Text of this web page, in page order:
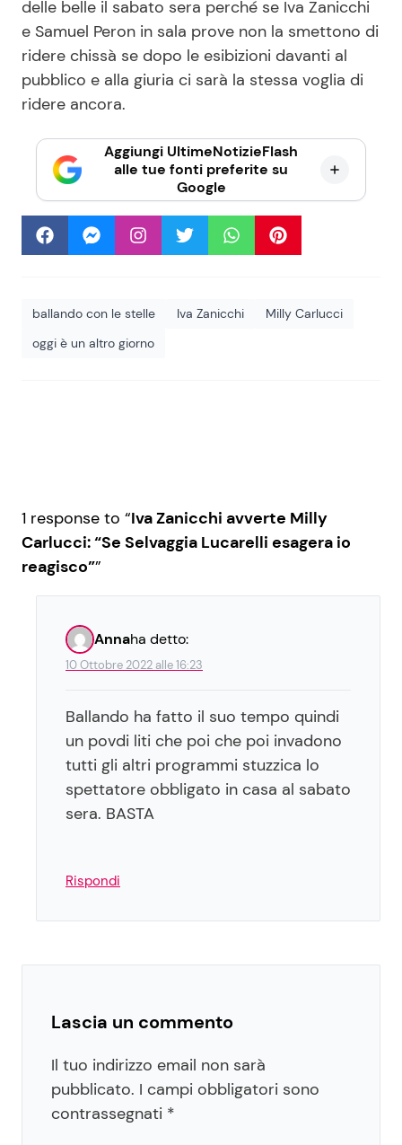
delle belle il sabato sera perché se Iva Zanicchi
e Samuel Peron in sala prove non la smettono di
ridere chissà se dopo le esibizioni davanti al
pubblico e alla giuria ci sarà la stessa voglia di
ridere ancora.
Aggiungi UltimeNotizieFlash
alle tue fonti preferite su
Google
ballando con le stelle Iva Zanicchi
Milly Carlucci
oggi è un altro giorno
1 response to “Iva Zanicchi avverte Milly
Carlucci: “Se Selvaggia Lucarelli esagera io
reagisco””
Annaha detto:
10 Ottobre 2022 alle 16:23
Ballando ha fatto il suo tempo quindi
un povdi liti che poi che poi invadono
tutti gli altri programmi stuzzica lo
spettatore obbligato in casa al sabato
sera. BASTA
Rispondi
Lascia un commento
Il tuo indirizzo email non sarà
pubblicato. I campi obbligatori sono
contrassegnati *